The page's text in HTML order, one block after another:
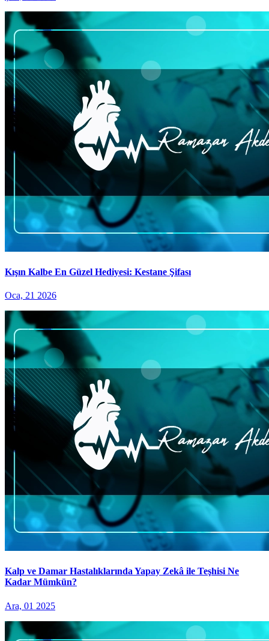
Kışın Kalbe En Güzel Hediyesi: Kestane Şifası
Oca, 21 2026
Kalp ve Damar Hastalıklarında Yapay Zekâ ile Teşhisi Ne
Kadar Mümkün?
Ara, 01 2025